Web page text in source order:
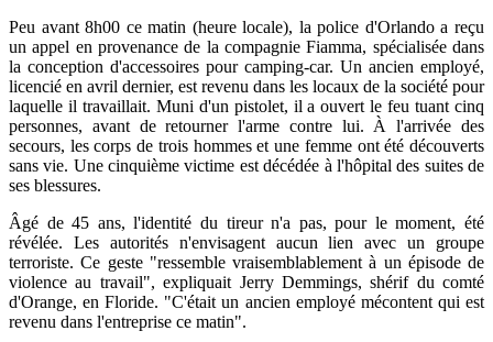
Peu avant 8h00 ce matin (heure locale), la police d'Orlando a reçu
un appel en provenance de la compagnie Fiamma, spécialisée dans
la conception d'accessoires pour camping-car. Un ancien employé,
licencié en avril dernier, est revenu dans les locaux de la société pour
laquelle il travaillait. Muni d'un pistolet, il a ouvert le feu tuant cinq
personnes, avant de retourner l'arme contre lui. À l'arrivée des
secours, les corps de trois hommes et une femme ont été découverts
sans vie. Une cinquième victime est décédée à l'hôpital des suites de
ses blessures.
Âgé de 45 ans, l'identité du tireur n'a pas, pour le moment, été
révélée. Les autorités n'envisagent aucun lien avec un groupe
terroriste. Ce geste "ressemble vraisemblablement à un épisode de
violence au travail", expliquait Jerry Demmings, shérif du comté
d'Orange, en Floride. "C'était un ancien employé mécontent qui est
revenu dans l'entreprise ce matin".